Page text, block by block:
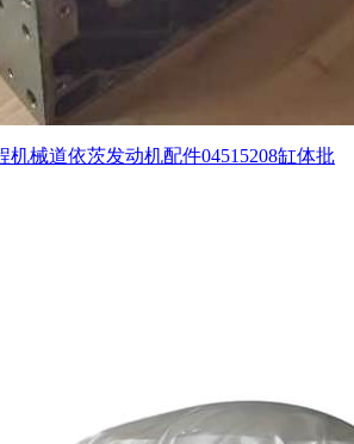
机械道依茨发动机配件04515208缸体批